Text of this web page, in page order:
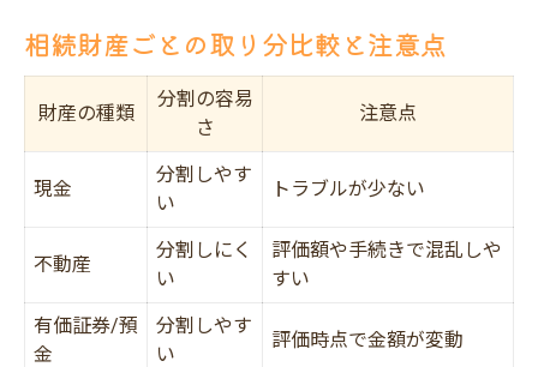
相続財産ごとの取り分比較と注意点
財産の種類
分割の容易
さ
注意点
現金
分割しやす
い
トラブルが少ない
不動産
分割しにく
い
評価額や手続きで混乱しや
すい
有価証券/預
金
分割しやす
い
評価時点で金額が変動